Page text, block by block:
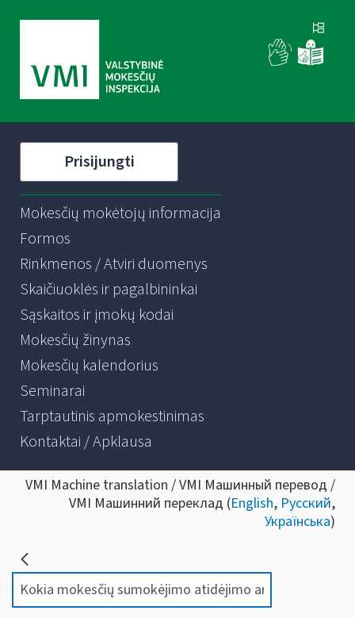
Prisijungti
Mokesčių mokėtojų informacija
Formos
Rinkmenos / Atviri duomenys
Skaičiuoklės ir pagalbininkai
Sąskaitos ir įmokų kodai
Mokesčių žinynas
Mokesčių kalendorius
Seminarai
Tarptautinis apmokestinimas
Kontaktai / Apklausa
VMI Machine translation / VMI Машинный перевод /
VMI Машинний переклад (English, Русский,
Українська)